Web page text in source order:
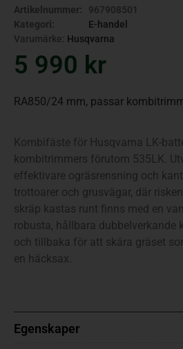
Artikelnummer:
967908501
Kategori:
E-handel
Varumärke: Husqvarna
5 990 kr
RA850/24 mm, passar
Kombifäste för Husqvarna LK-
kombitrimmers förutom 535LK.
effektivare ogräsrensning och
trottoarer och grusvägar, där
skräp kastas runt finns med en
robusta, hållbara dubbelverkande
och tillbaka för att skära gräset
en häcksax.
Egenskaper